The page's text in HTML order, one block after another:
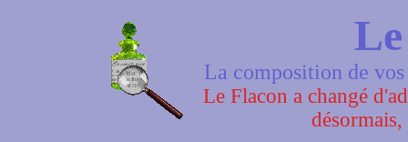
La composition de
Le Flacon a changé